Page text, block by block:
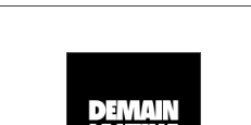
VERRE